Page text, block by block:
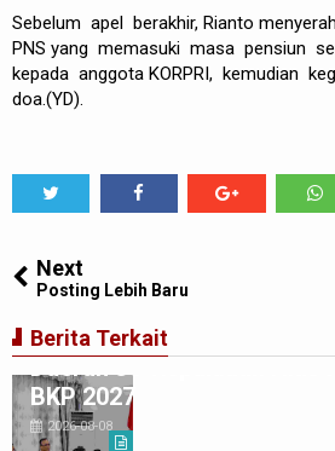
‎Sebelum apel berakhir, Rianto
PNS yang memasuki masa pensiun
kepada anggota KORPRI, kemudian
doa.(YD).
Next
Posting Lebih Baru
Berita Terkait
Gubernur Bobby Nasution
Daerah se-Kepulauan Nias
BKP 2027
2026-08-08